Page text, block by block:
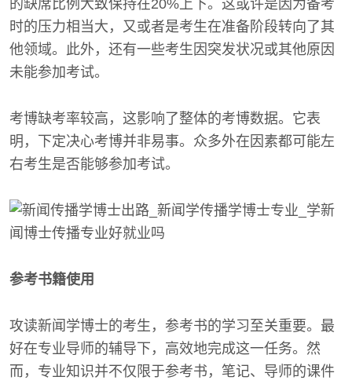
的缺席比例大致保持在20%上下。这或许是因为备考
时的压力相当大，又或者是考生在准备阶段转向了其
他领域。此外，还有一些考生因突发状况或其他原因
未能参加考试。
考博缺考率较高，这影响了整体的考博数据。它表
明，下定决心考博并非易事。众多外在因素都可能左
右考生是否能够参加考试。
参考书籍使用
攻读新闻学博士的考生，参考书的学习至关重要。最
好在专业导师的辅导下，高效地完成这一任务。然
而，专业知识并不仅限于参考书，笔记、导师的课件